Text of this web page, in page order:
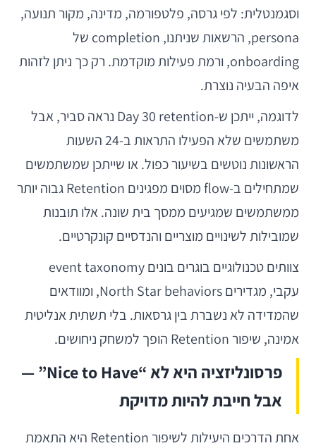
וסגמנטלית: לפי גרסה, פלטפורמה, מדינה, מקור תנועה,
persona, הרשאות שניתנו, completion של
onboarding, ורמת פעילות מוקדמת. רק כך ניתן לזהות
איפה הבעיה נוצרת.
לדוגמה, ייתכן ש-Day 30 retention נראה סביר, אבל
משתמשים שלא הפעילו התראות ב-24 השעות
הראשונות נוטשים בשיעור כפול. או שייתכן שמשתמשים
שמתחילים ב-flow מסוים מפגינים Retention גבוה יותר
ממשתמשים שמגיעים ממסך בית שונה. אלו תובנות
שמובילות לשינויים מוצריים והנדסיים קונקרטיים.
צוותים טכנולוגיים בוגרים בונים event taxonomy
עקבי, מגדירים North Star behaviors, ומוודאים
שהמדידה לא נשברת בין גרסאות. בלי תשתית אנליטית
אמינה, שיפור Retention הופך למשחק ניחושים.
פרסונליזציה היא לא “Nice to Have” —
אבל חייבת להיות מדויקת
אחת הדרכים היעילות לשיפור Retention היא התאמת